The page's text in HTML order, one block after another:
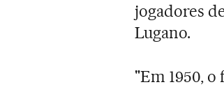
jogadores
Lugano.
"Em 1950,